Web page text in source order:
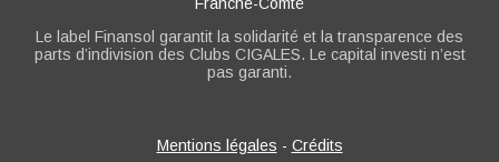
Le label Finansol garantit la solidarité et la transparence des
parts d’indivision des Clubs CIGALES. Le capital investi n’est
pas garanti.
Mentions légales - Crédits